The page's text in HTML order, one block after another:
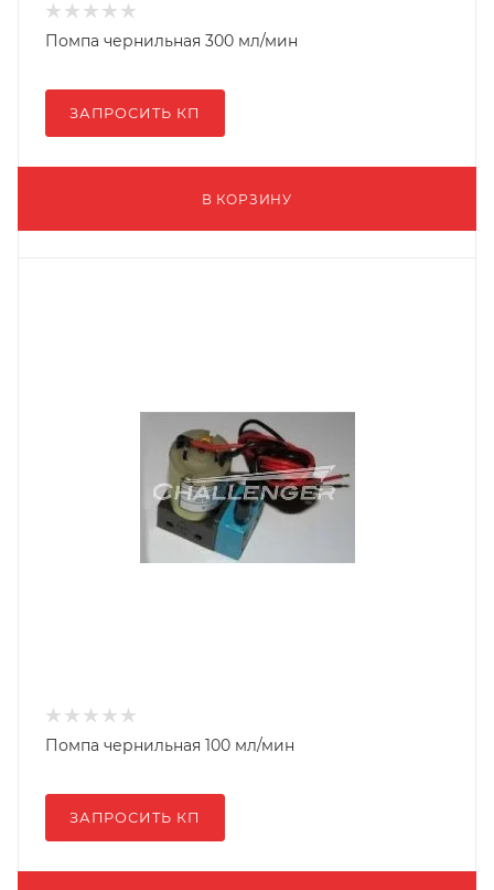
Помпа чернильная 300 мл/мин
ЗАПРОСИТЬ КП
В КОРЗИНУ
Помпа чернильная 100 мл/мин
ЗАПРОСИТЬ КП